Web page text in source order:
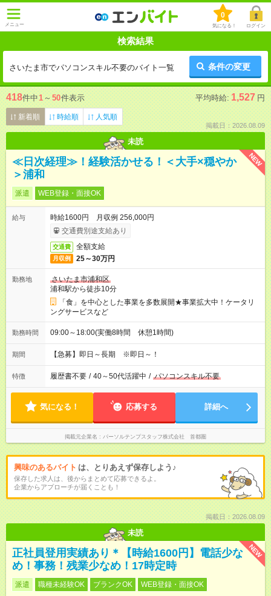
メニュー
0
気になる！ ログイン
検索結果
さいたま市でパソコンスキル不要のバイト一覧 条件の変更
418件中1 ～ 50件表示 平均時給: 1,527 円
新着順 時給順 人気順
掲載日：2026.08.09
未読
NEW
≪日次経理≫！経験活かせる！＜大手×穏やか
＞浦和
派遣 WEB登録・面接OK
給与
時給1600円 月収例 256,000円
交通費別途支給あり
交通費 全額支給
月収例 25～30万円
勤務地
さいたま市浦和区
浦和駅から徒歩10分
「食」を中心とした事業を多数展開★事業拡大中！ケータリ
ングサービスなど
勤務時間 09:00～18:00(実働8時間 休憩1時間)
期間 【急募】即日～長期 ※即日～！
特徴 履歴書不要 / 40～50代活躍中 / パソコンスキル不要
気になる！ 応募する 詳細へ
掲載元企業名 パーソルテンプスタッフ株式会社 首都圏
興味のあるバイト は、とりあえず保存しよう♪
保存した求人は、後からまとめて応募できるよ。
企業からアプローチが届くことも！
掲載日：2026.08.09
未読
NEW
正社員登用実績あり＊【時給1600円】電話少な
め！事務！残業少なめ！17時定時
派遣 職種未経験OK ブランクOK WEB登録・面接OK